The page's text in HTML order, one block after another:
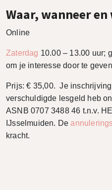
Waar, wanneer
Online
Zaterdag 10.00 – 13.00 uur;
om je interesse door te
Prijs: € 35,00. Je
verschuldigde lesgeld heb
ASNB 0707 3488 46 t.n.v.
IJsselmuiden. De
kracht.